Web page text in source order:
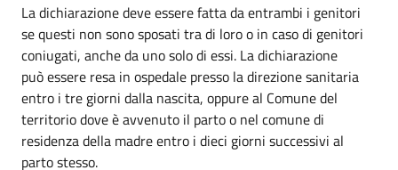
La dichiarazione deve essere fatta da entrambi i genitori
se questi non sono sposati tra di loro o in caso di genitori
coniugati, anche da uno solo di essi. La dichiarazione
può essere resa in ospedale presso la direzione sanitaria
entro i tre giorni dalla nascita, oppure al Comune del
territorio dove è avvenuto il parto o nel comune di
residenza della madre entro i dieci giorni successivi al
parto stesso.